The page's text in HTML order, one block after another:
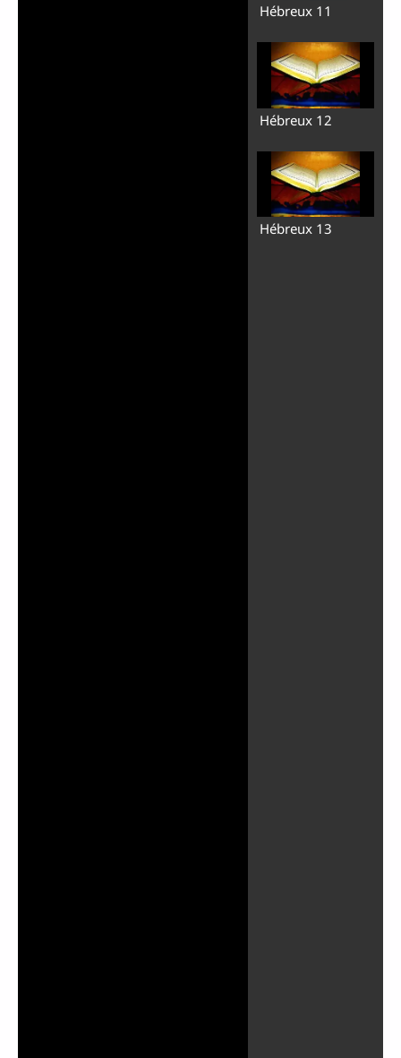
Hébreux 11
Hébreux 12
Hébreux 13